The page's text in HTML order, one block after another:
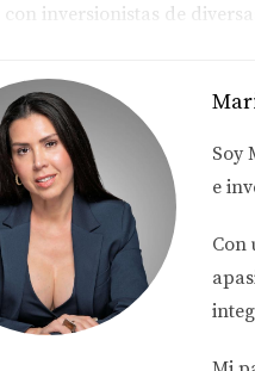
inversionistas de
tus opciones en
con dudas. Pregunta
sobre las tasas e
Soy
e
Con